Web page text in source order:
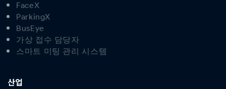
FaceX
ParkingX
BusEye
가상 접수 담당자
스마트 미팅 관리 시스템
산업